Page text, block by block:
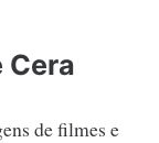
Cera
de filmes e